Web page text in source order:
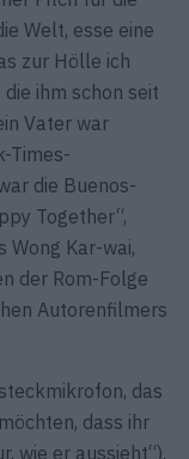
Welt, esse eine
zur Hölle ich
ihm schon seit
Vater war
Times-
die Buenos-
Together“,
Wong Kar-wai,
der Rom-Folge
Autorenfilmers
das
dass ihr
wie er aussieht“).